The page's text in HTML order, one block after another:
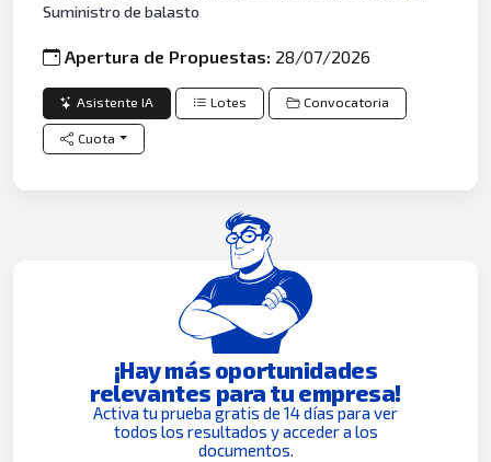
Suministro de balasto
Apertura de Propuestas: 28/07/2026
Asistente IA Lotes Convocatoria
Cuota
¡Hay más oportunidades
relevantes para tu empresa!
Activa tu prueba gratis de 14 días para ver
todos los resultados y acceder a los
documentos.